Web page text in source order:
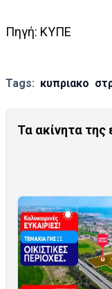
Πηγή: ΚΥΠΕ
Tags: κυπριακο
Τα ακίνητα